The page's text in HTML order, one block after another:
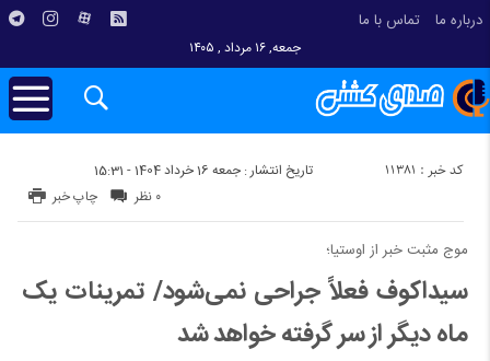
درباره ما تماس با ما
جمعه, ۱۶ مرداد , ۱۴۰۵
تاریخ انتشار : جمعه 16 خرداد 1404 - 15:31 کد خبر : 11381
چاپ خبر ۰ نظر
موج مثبت خبر از اوستیا؛
سیداکوف فعلاً جراحی نمی‌شود/ تمرینات یک
ماه دیگر از سر گرفته خواهد شد